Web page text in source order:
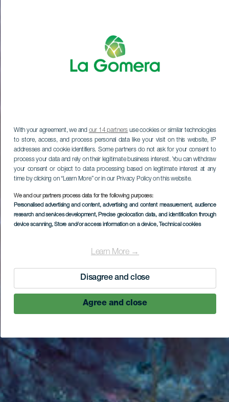
With your agreement, we and our 14 partners use cookies or similar technologies
to store, access, and process personal data like your visit on this website, IP
addresses and cookie identifiers. Some partners do not ask for your consent to
process your data and rely on their legitimate business interest. You can withdraw
your consent or object to data processing based on legitimate interest at any
time by clicking on “Learn More” or in our Privacy Policy on this website.
We and our partners process data for the following purposes:
Personalised advertising and content, advertising and content measurement, audience
research and services development, Precise geolocation data, and identification through
device scanning, Store and/or access information on a device, Technical cookies
Learn More →
Disagree and close
Agree and close